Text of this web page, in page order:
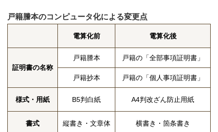
戸籍謄本のコンピュータ化による変更点
電算化前 電算化後
証明書の名称
戸籍謄本 戸籍の「全部事項証明書」
戸籍抄本 戸籍の「個人事項証明書」
様式・用紙 B5判白紙 A4判改ざん防止用紙
書式 縦書き・文章体 横書き・箇条書き